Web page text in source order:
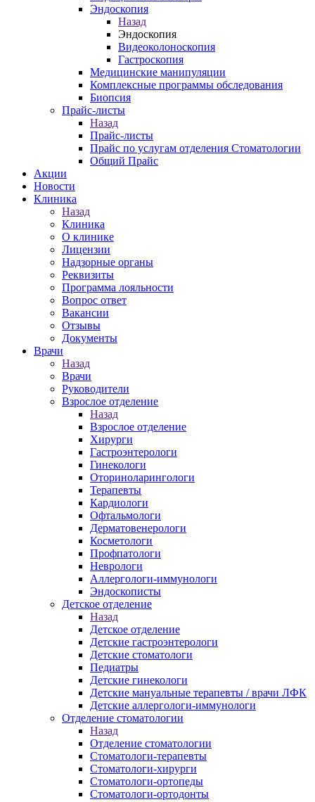
Эндоскопия
Назад
Эндоскопия
Видеоколоноскопия
Гастроскопия
Медицинские манипуляции
Комплексные программы обследования
Биопсия
Прайс-листы
Назад
Прайс-листы
Прайс по услугам отделения Стоматологии
Общий Прайс
Акции
Новости
Клиника
Назад
Клиника
О клинике
Лицензии
Надзорные органы
Реквизиты
Программа лояльности
Вопрос ответ
Вакансии
Отзывы
Документы
Врачи
Назад
Врачи
Руководители
Взрослое отделение
Назад
Взрослое отделение
Хирурги
Гастроэнтерологи
Гинекологи
Оториноларингологи
Терапевты
Кардиологи
Офтальмологи
Дерматовенерологи
Косметологи
Профпатологи
Неврологи
Аллергологи-иммунологи
Эндоскописты
Детское отделение
Назад
Детское отделение
Детские гастроэнтерологи
Детские стоматологи
Педиатры
Детские гинекологи
Детские мануальные терапевты / врачи ЛФК
Детские аллергологи-иммунологи
Отделение стоматологии
Назад
Отделение стоматологии
Стоматологи-терапевты
Стоматологи-хирурги
Стоматологи-ортопеды
Стоматологи-ортодонты